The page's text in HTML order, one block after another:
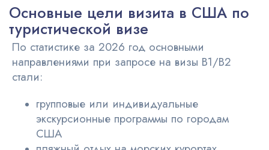
Основные цели визита в США по
туристической визе
По статистике за 2026 год основными
направлениями при запросе на визы B1/B2
стали:
групповые или индивидуальные
экскурсионные программы по городам
США